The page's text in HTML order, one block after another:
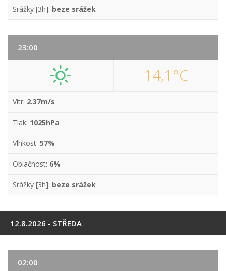
Srážky [3h]: beze srážek
23:00
14,1°C
Vítr: 2.37m/s
Tlak: 1025hPa
Vlhkost: 57%
Oblačnost: 6%
Srážky [3h]: beze srážek
12.8.2026 - STŘEDA
02:00